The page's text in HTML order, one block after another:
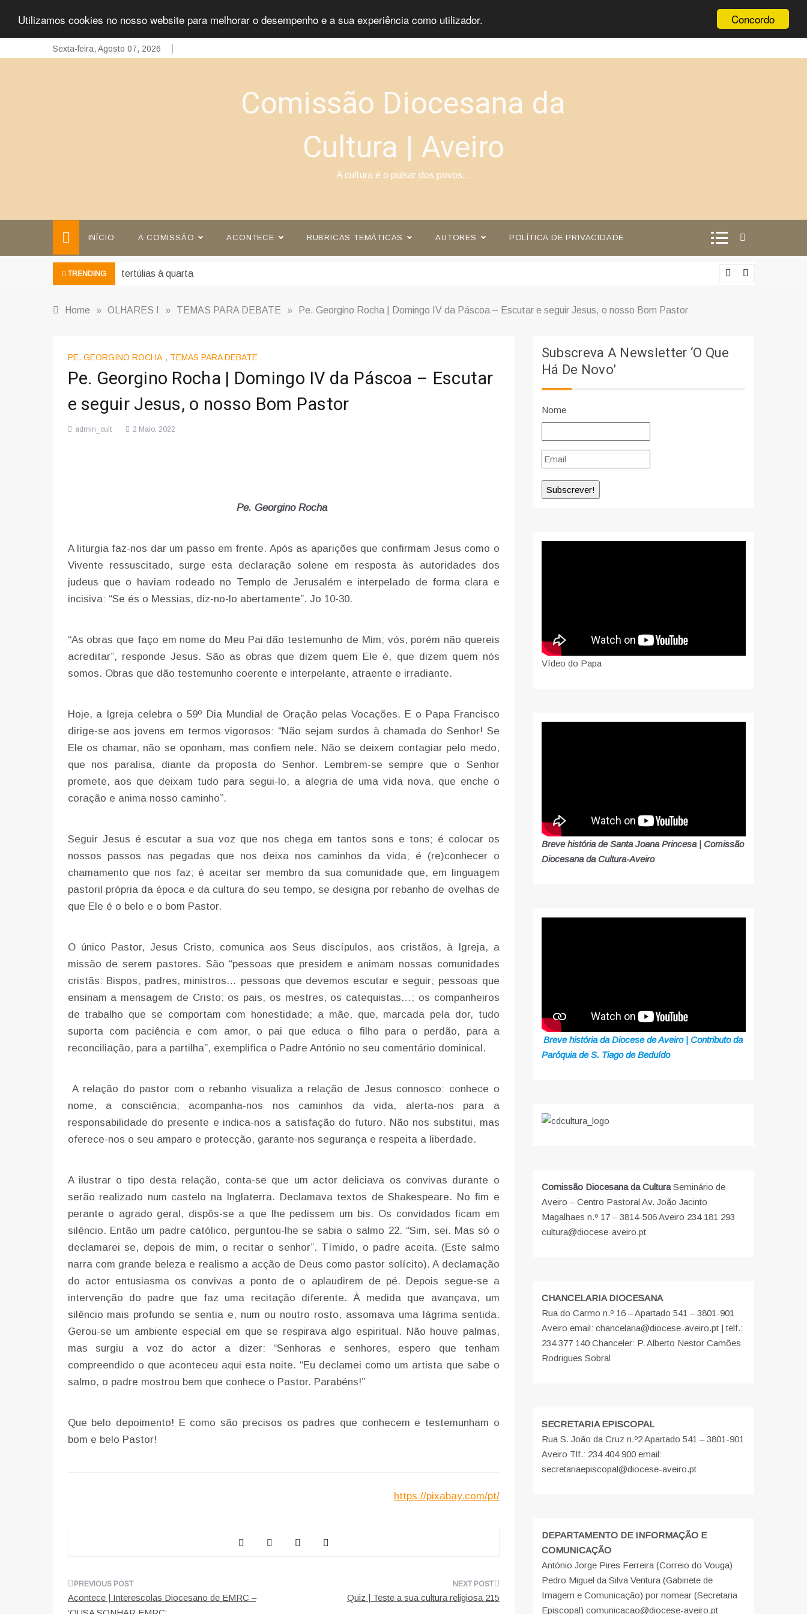
Concordo
Utilizamos cookies no nosso website para melhorar o desempenho e a sua experiência como utilizador.
to
Sexta-feira, Agosto 07, 2026
Comissão Diocesana da
Cultura | Aveiro
A cultura é o pulsar dos povos…
INÍCIO A COMISSÃO ACONTECE RUBRICAS TEMÁTICAS AUTORES POLÍTICA DE PRIVACIDADE
TRENDING tertúlias à quarta
Home » OLHARES I » TEMAS PARA DEBATE » Pe. Georgino Rocha | Domingo IV da Páscoa – Escutar e seguir Jesus, o nosso Bom Pastor
PE. GEORGINO ROCHA , TEMAS PARA DEBATE
Pe. Georgino Rocha | Domingo IV da Páscoa – Escutar
e seguir Jesus, o nosso Bom Pastor
admin_cult 2 Maio, 2022
Pe. Georgino Rocha
A liturgia faz-nos dar um passo em frente. Após as aparições que confirmam Jesus como o
Vivente ressuscitado, surge esta declaração solene em resposta às autoridades dos
judeus que o haviam rodeado no Templo de Jerusalém e interpelado de forma clara e
incisiva: “Se és o Messias, diz-no-lo abertamente”. Jo 10-30.
“As obras que faço em nome do Meu Pai dão testemunho de Mim; vós, porém não quereis
acreditar”, responde Jesus. São as obras que dizem quem Ele é, que dizem quem nós
somos. Obras que dão testemunho coerente e interpelante, atraente e irradiante.
Hoje, a Igreja celebra o 59º Dia Mundial de Oração pelas Vocações. E o Papa Francisco
dirige-se aos jovens em termos vigorosos: “Não sejam surdos à chamada do Senhor! Se
Ele os chamar, não se oponham, mas confiem nele. Não se deixem contagiar pelo medo,
que nos paralisa, diante da proposta do Senhor. Lembrem-se sempre que o Senhor
promete, aos que deixam tudo para segui-lo, a alegria de uma vida nova, que enche o
coração e anima nosso caminho”.
Seguir Jesus é escutar a sua voz que nos chega em tantos sons e tons; é colocar os
nossos passos nas pegadas que nos deixa nos caminhos da vida; é (re)conhecer o
chamamento que nos faz; é aceitar ser membro da sua comunidade que, em linguagem
pastoril própria da época e da cultura do seu tempo, se designa por rebanho de ovelhas de
que Ele é o belo e o bom Pastor.
O único Pastor, Jesus Cristo, comunica aos Seus discípulos, aos cristãos, à Igreja, a
missão de serem pastores. São “pessoas que presidem e animam nossas comunidades
cristãs: Bispos, padres, ministros… pessoas que devemos escutar e seguir; pessoas que
ensinam a mensagem de Cristo: os pais, os mestres, os catequistas…; os companheiros
de trabalho que se comportam com honestidade; a mãe, que, marcada pela dor, tudo
suporta com paciência e com amor, o pai que educa o filho para o perdão, para a
reconciliação, para a partilha”, exemplifica o Padre António no seu comentário dominical.
A relação do pastor com o rebanho visualiza a relação de Jesus connosco: conhece o
nome, a consciência; acompanha-nos nos caminhos da vida, alerta-nos para a
responsabilidade do presente e indica-nos a satisfação do futuro. Não nos substitui, mas
oferece-nos o seu amparo e protecção, garante-nos segurança e respeita a liberdade.
A ilustrar o tipo desta relação, conta-se que um actor deliciava os convivas durante o
serão realizado num castelo na Inglaterra. Declamava textos de Shakespeare. No fim e
perante o agrado geral, dispôs-se a que lhe pedissem um bis. Os convidados ficam em
silêncio. Então um padre católico, perguntou-lhe se sabia o salmo 22. “Sim, sei. Mas só o
declamarei se, depois de mim, o recitar o senhor”. Tímido, o padre aceita. (Este salmo
narra com grande beleza e realismo a acção de Deus como pastor solícito). A declamação
do actor entusiasma os convivas a ponto de o aplaudirem de pé. Depois segue-se a
intervenção do padre que faz uma recitação diferente. À medida que avançava, um
silêncio mais profundo se sentia e, num ou noutro rosto, assomava uma lágrima sentida.
Gerou-se um ambiente especial em que se respirava algo espiritual. Não houve palmas,
mas surgiu a voz do actor a dizer: “Senhoras e senhores, espero que tenham
compreendido o que aconteceu aqui esta noite. “Eu declamei como um artista que sabe o
salmo, o padre mostrou bem que conhece o Pastor. Parabéns!”
Que belo depoimento! E como são precisos os padres que conhecem e testemunham o
bom e belo Pastor!
https://pixabay.com/pt/
Navegação
Acontece | Interescolas Diocesano de EMRC –
Quiz | Teste a sua cultura religiosa 215
Subscreva A Newsletter ‘O Que
Há De Novo’
Nome
Vídeo do Papa
Breve história de Santa Joana Princesa | Comissão
Diocesana da Cultura-Aveiro
Breve história da Diocese de Aveiro | Contributo da
Paróquia de S. Tiago de Beduído
Comissão Diocesana da CulturaSeminário de
Aveiro – Centro Pastoral Av. João Jacinto
Magalhaes n.º 17 – 3814-506 Aveiro 234 181 293
cultura@diocese-aveiro.pt
CHANCELARIA DIOCESANA
Rua do Carmo n.º 16 – Apartado 541 – 3801-901
Aveiro email: chancelaria@diocese-aveiro.pt | telf.:
234 377 140 Chanceler: P. Alberto Nestor Camões
Rodrigues Sobral
SECRETARIA EPISCOPAL
Rua S. João da Cruz n.º2 Apartado 541 – 3801-901
Aveiro Tlf.: 234 404 900 email:
secretariaepiscopal@diocese-aveiro.pt
DEPARTAMENTO DE INFORMAÇÃO E
COMUNICAÇÃO
António Jorge Pires Ferreira (Correio do Vouga)
Pedro Miguel da Silva Ventura (Gabinete de
Imagem e Comunicação) por nomear (Secretaria
Episcopal) comunicacao@diocese-aveiro.pt